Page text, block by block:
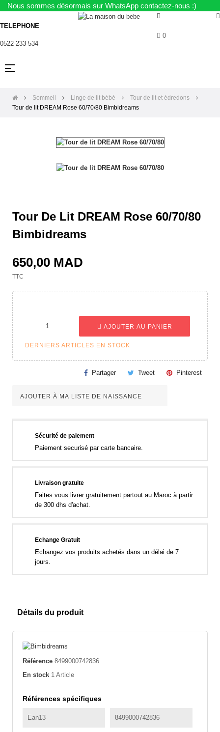
Nous sommes désormais sur WhatsApp contactez-nous :)
TELEPHONE
0522-233-534
0
Basculer
☰
Sommeil Linge de lit bébé
Tour de lit et édredons
Tour de lit DREAM Rose 60/70/80 Bimbidreams
Tour De Lit DREAM Rose 60/70/80
Bimbidreams
650,00 MAD
TTC
AJOUTER AU PANIER
DERNIERS ARTICLES EN STOCK
Partager Tweet Pinterest
AJOUTER À MA LISTE DE NAISSANCE
Sécurité de paiement
Paiement securisé par carte bancaire.
Livraison gratuite
Faites vous livrer gratuitement partout au Maroc à partir
de 300 dhs d'achat.
Echange Gratuit
Echangez vos produits achetés dans un délai de 7
jours.
Détails du produit
Référence 8499000742836
En stock 1 Article
Références spécifiques
Ean13 8499000742836